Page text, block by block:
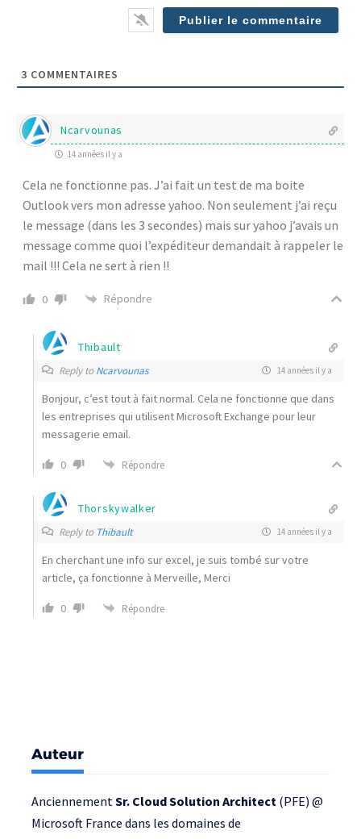
3 COMMENTAIRES
Ncarvounas
14 années il y a
Cela ne fonctionne pas. J’ai fait un test de ma boite
Outlook vers mon adresse yahoo. Non seulement j’ai reçu
le message (dans les 3 secondes) mais sur yahoo j’avais un
message comme quoi l’expéditeur demandait à rappeler le
mail !!! Cela ne sert à rien !!
0 Répondre
Thibault
Reply toNcarvounas 14 années il y a
Bonjour, c’est tout à fait normal. Cela ne fonctionne que dans
les entreprises qui utilisent Microsoft Exchange pour leur
messagerie email.
0 Répondre
Thorskywalker
Reply to Thibault 14 années il y a
En cherchant une info sur excel, je suis tombé sur votre
article, ça fonctionne à Merveille, Merci
0 Répondre
Auteur
Anciennement Sr. Cloud Solution Architect (PFE) @
Microsoft France dans les domaines de